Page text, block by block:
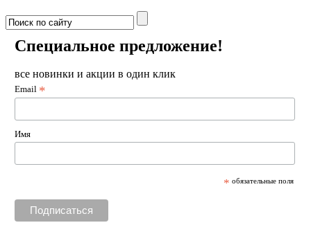
Специальное предложение!
все новинки и акции в один клик
Email *
Имя
* обязательные поля